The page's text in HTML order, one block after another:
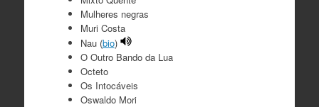
Mulheres negras
Muri Costa
Nau (bio)
O Outro Bando da Lua
Octeto
Os Intocáveis
Oswaldo Mori